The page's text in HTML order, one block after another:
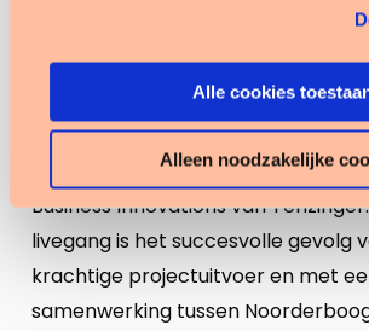
Alle cookies
Alleen noodzakelijke
Bundelen van onze
krachten
Olav van de Reijken, Director
Business Innovations van
livegang is het succesvolle gevolg
krachtige projectuitvoer en met
samenwerking tussen